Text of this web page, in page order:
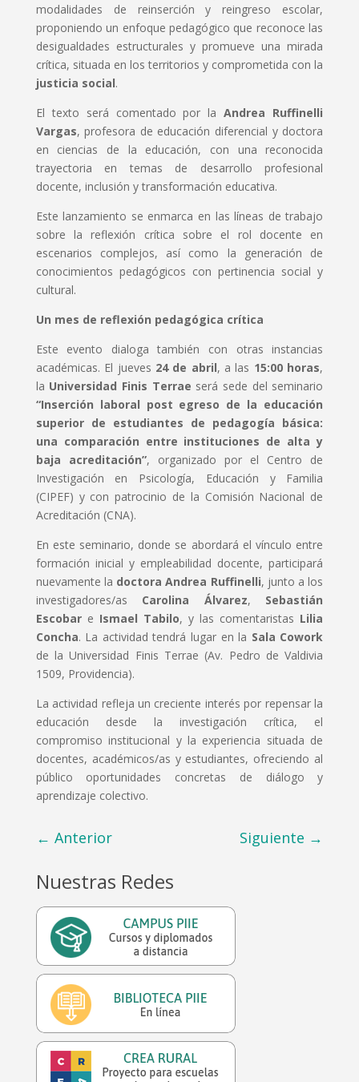
modalidades de reinserción y reingreso escolar,
proponiendo un enfoque pedagógico que reconoce las
desigualdades estructurales y promueve una mirada
crítica, situada en los territorios y comprometida con la
justicia social.
El texto será comentado por laAndrea Ruffinelli
Vargas, profesora de educación diferencial y doctora
en ciencias de la educación, con una reconocida
trayectoria en temas de desarrollo profesional
docente, inclusión y transformación educativa.
Este lanzamiento se enmarca en las líneas de trabajo
sobre la reflexión crítica sobre el rol docente en
escenarios complejos, así como la generación de
conocimientos pedagógicos con pertinencia social y
cultural.
Un mes de reflexión pedagógica crítica
Este evento dialoga también con otras instancias
académicas. El jueves 24 de abril, a las 15:00 horas,
la Universidad Finis Terrae será sede del seminario
“Inserción laboral post egreso de la educación
superior de estudiantes de pedagogía básica:
una comparación entre instituciones de alta y
baja acreditación”, organizado por el Centro de
Investigación en Psicología, Educación y Familia
(CIPEF) y con patrocinio de la Comisión Nacional de
Acreditación (CNA).
En este seminario, donde se abordará el vínculo entre
formación inicial y empleabilidad docente, participará
nuevamente la doctora Andrea Ruffinelli, junto a los
investigadores/as Carolina Álvarez, Sebastián
Escobar e Ismael Tabilo, y las comentaristas Lilia
Concha. La actividad tendrá lugar en la Sala Cowork
de la Universidad Finis Terrae (Av. Pedro de Valdivia
1509, Providencia).
La actividad refleja un creciente interés por repensar la
educación desde la investigación crítica, el
compromiso institucional y la experiencia situada de
docentes, académicos/as y estudiantes, ofreciendo al
público oportunidades concretas de diálogo y
aprendizaje colectivo.
← Anterior Siguiente →
Nuestras Redes